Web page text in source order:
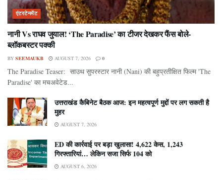
एंटरटेनमेंट
नानी Vs राघव जुयाल! ‘The Paradise’ का टीजर देखकर फैंस बोले-
ब्लॉकबस्टर पक्की
BY SEEMAUKB AUGUST 7, 2026 0
The Paradise Teaser: साउथ सुपरस्टार नानी (Nani) की बहुप्रतीक्षित फिल्म 'The
Paradise' का मचअवेटेड...
उत्तराखंड कैबिनेट बैठक आज: इन महत्वपूर्ण मुद्दों पर लग सकती है
मुहर
AUGUST 7, 2026
ED की कार्रवाई पर बड़ा खुलासा! 4,622 केस, 1,243
गिरफ्तारियां… लेकिन सजा सिर्फ 104 को
AUGUST 6, 2026